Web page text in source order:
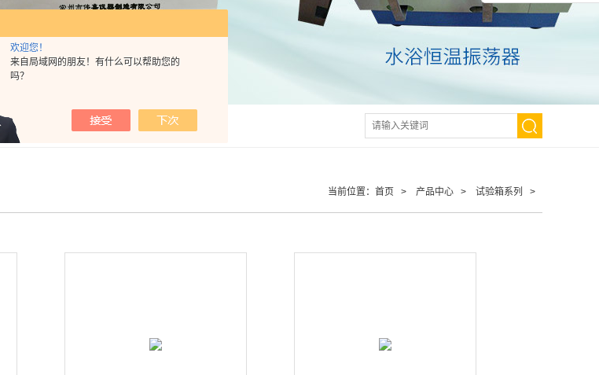
欢迎您！
来自局域网的朋友！有什么可以帮助您的
吗？
当前位置： 首页 > 产品中心 > 试验箱系列 >